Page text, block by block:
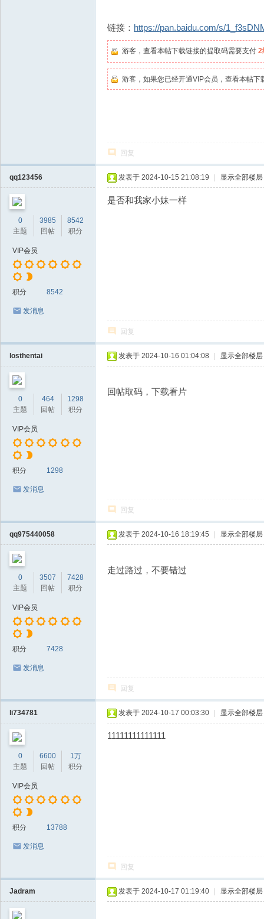
链接： https://pan.baidu.com/s/
游客，查看本帖下载链接的提取码需要支付 2
游客，如果您已经开通VIP会员，查看本帖下
回复
qq123456
0
主题
3985
回帖
8542
积分
VIP会员
积分 8542
发消息
发表于 2024-10-15 21:08:19 显示全部楼层
是否和我家小妹一样
回复
losthentai
0
主题
464
回帖
1298
积分
VIP会员
积分 1298
发消息
发表于 2024-10-16 01:04:08 显示全部楼层
回帖取码，下载看片
回复
qq975440058
0
主题
3507
回帖
7428
积分
VIP会员
积分 7428
发消息
发表于 2024-10-16 18:19:45 显示全部楼层
走过路过，不要错过
回复
li734781
0
主题
6600
回帖
1万
积分
VIP会员
积分 13788
发消息
发表于 2024-10-17 00:03:30 显示全部楼层
11111111111111
回复
Jadram 发表于 2024-10-17 01:19:40 显示全部楼层